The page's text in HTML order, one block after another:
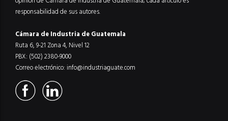
responsabilidad de sus autores.
Cámara de Industria de Guatemala
Ruta 6, 9-21 Zona 4, Nivel 12
PBX: (502) 2380-9000
Correo electrónico: info@industriaguate.com